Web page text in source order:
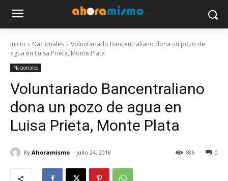
Inicio Nacionales
Voluntariado Bancentraliano dona un pozo de
agua en Luisa Prieta, Monte Plata
Nacionales
Voluntariado Bancentraliano
dona un pozo de agua en
Luisa Prieta, Monte Plata
By Ahoramismo julio 24, 2018 0
686